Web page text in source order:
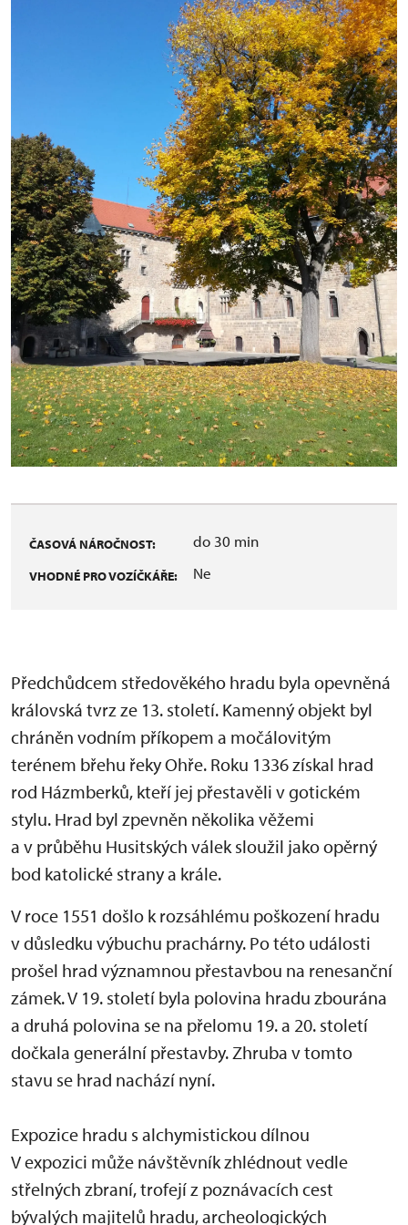
ČASOVÁ NÁROČNOST: do 30 min
VHODNÉ PRO VOZÍČKÁŘE: Ne
Předchůdcem středověkého hradu byla opevněná
královská tvrz ze 13. století. Kamenný objekt byl
chráněn vodním příkopem a močálovitým
terénem břehu řeky Ohře. Roku 1336 získal hrad
rod Házmberků, kteří jej přestavěli v gotickém
stylu. Hrad byl zpevněn několika věžemi
a v průběhu Husitských válek sloužil jako opěrný
bod katolické strany a krále.
V roce 1551 došlo k rozsáhlému poškození hradu
v důsledku výbuchu prachárny. Po této události
prošel hrad významnou přestavbou na renesanční
zámek. V 19. století byla polovina hradu zbourána
a druhá polovina se na přelomu 19. a 20. století
dočkala generální přestavby. Zhruba v tomto
stavu se hrad nachází nyní.
Expozice hradu s alchymistickou dílnou
V expozici může návštěvník zhlédnout vedle
střelných zbraní, trofejí z poznávacích cest
bývalých majitelů hradu, archeologických